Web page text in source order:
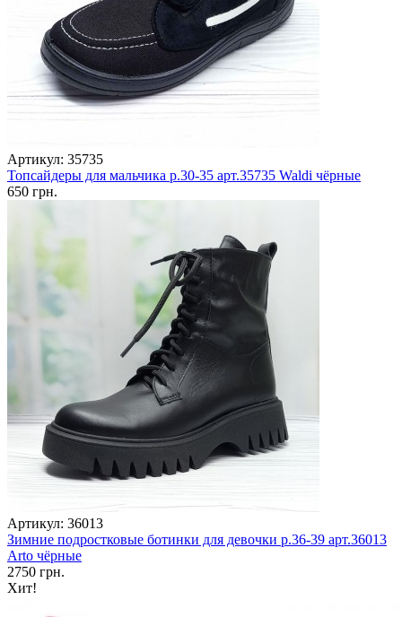
Артикул: 35735
Топсайдеры для мальчика р.30-35 арт.35735 Waldi чёрные
650 грн.
Артикул: 36013
Зимние подростковые ботинки для девочки р.36-39 арт.36013
Arto чёрные
2750 грн.
Хит!